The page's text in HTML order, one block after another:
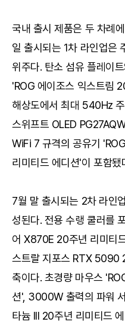
국내 출시 제품은 두 차례
일 출시되는 1차 라인업은
위주다. 탄소 섬유 플레이
'ROG 에이조스 익스트림
해상도에서 최대 540Hz
스위프트 OLED
WiFi 7 규격의 공유기
리미티드 에디션'이 포함됐
7월 말 출시되는 2차 라인
성된다. 전용 수랭 쿨러를
어 X870E 20주년 리미티
스트랄 지포스 RTX 5090
축이다. 초경량 마우스
션', 3000W 출력의 파워
타늄 III 20주년 리미티드